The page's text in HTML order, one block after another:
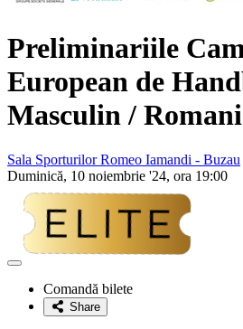
Preliminariile
European de
Masculin /
Sala Sporturilor Romeo Iamandi - Buzau
Duminică, 10 noiembrie '24, ora 19:00
Adaugă
favoriteComandă bilete
Share